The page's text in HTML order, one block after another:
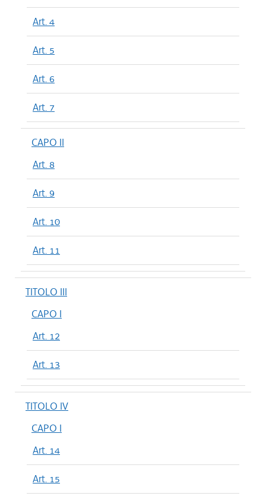
Art. 4
Art. 5
Art. 6
Art. 7
CAPO II
Art. 8
Art. 9
Art. 10
Art. 11
TITOLO III
CAPO I
Art. 12
Art. 13
TITOLO IV
CAPO I
Art. 14
Art. 15